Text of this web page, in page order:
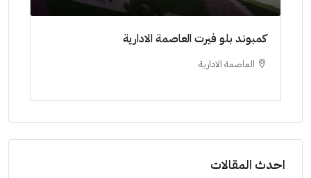
كمبوند بلو فيرت العاصمة الادارية
العاصمة الادارية
احدث المقالات